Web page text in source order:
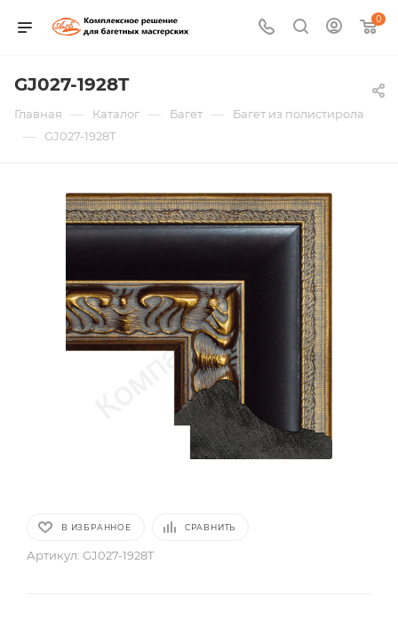
0
GJ027-1928T
Главная — Каталог — Багет — Багет из полистирола
— GJ027-1928T
В ИЗБРАННОЕ СРАВНИТЬ
Артикул: GJ027-1928T